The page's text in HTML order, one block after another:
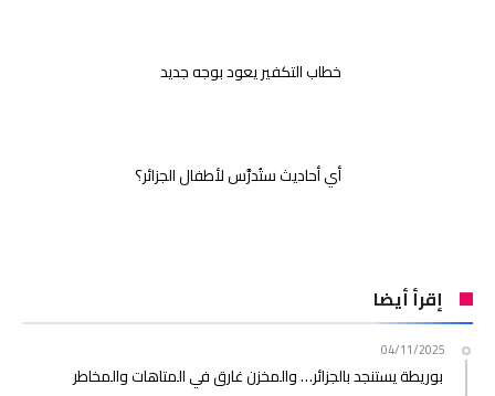
خطاب التكفير يعود بوجه جديد
أي أحاديث ستُدرَّس لأطفال الجزائر؟
إقرأ أيضا
04/11/2025
بوريطة يستنجد بالجزائر… والمخزن غارق في المتاهات والمخاطر